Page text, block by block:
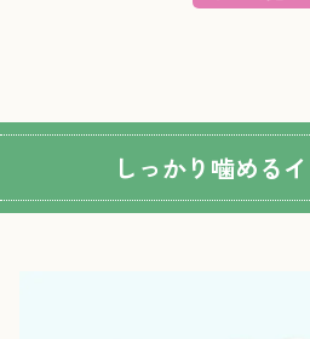
しっかり噛める